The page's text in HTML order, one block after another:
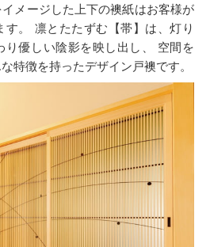
メージした上下の襖紙はお客様が
す。 凛とたたずむ【帯】は、灯り
り優しい陰影を映し出し、 空間を
特徴を持ったデザイン戸襖です。